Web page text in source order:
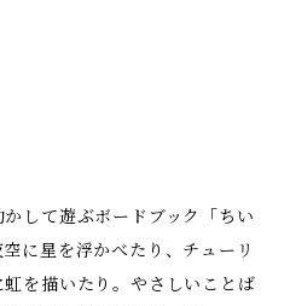
して遊ぶボードブック「ちい
に星を浮かべたり、チューリ
を描いたり。やさしいことば